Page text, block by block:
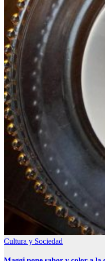
Cultura y Sociedad